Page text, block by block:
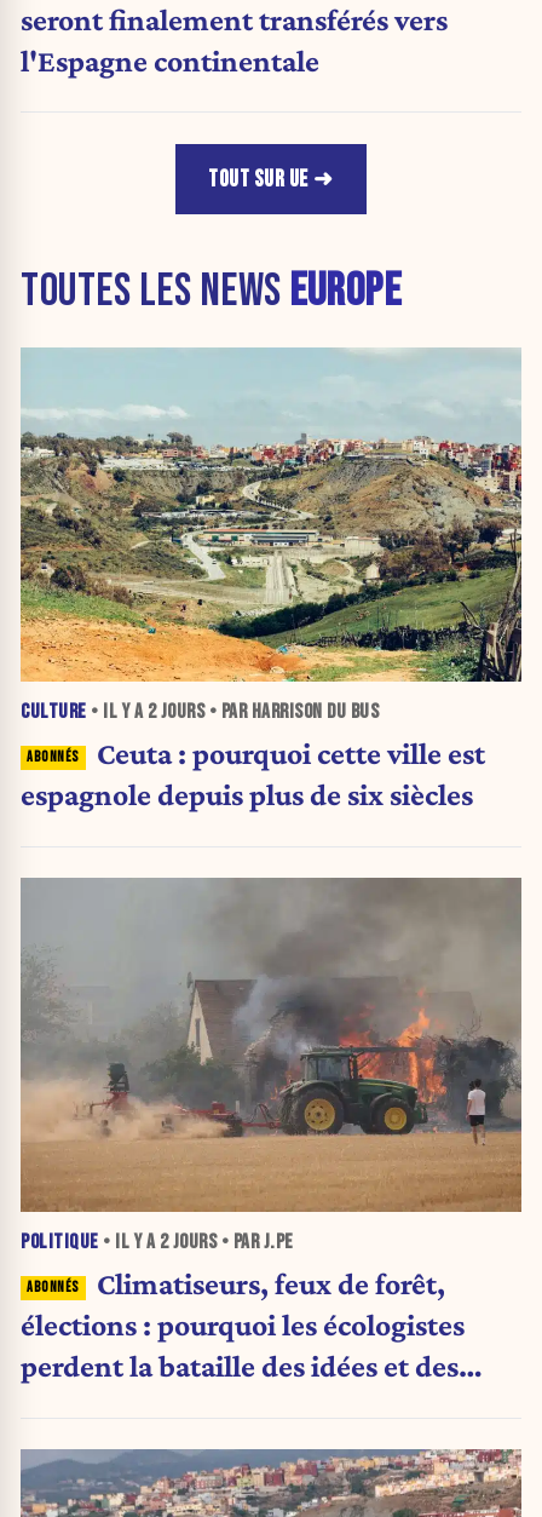
seront finalement transférés vers
l'Espagne continentale
TOUT SUR UE
TOUTES LES NEWS EUROPE
CULTURE • IL Y A 2 JOURS• PAR HARRISON DU BUS
Ceuta : pourquoi cette ville est
espagnole depuis plus de six siècles
POLITIQUE • IL Y A 2 JOURS• PAR J.PE
Climatiseurs, feux de forêt,
élections : pourquoi les écologistes
perdent la bataille des idées et des